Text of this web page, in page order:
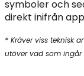
symboler och
direkt inifrån
* Kräver viss teknisk
utöver vad som